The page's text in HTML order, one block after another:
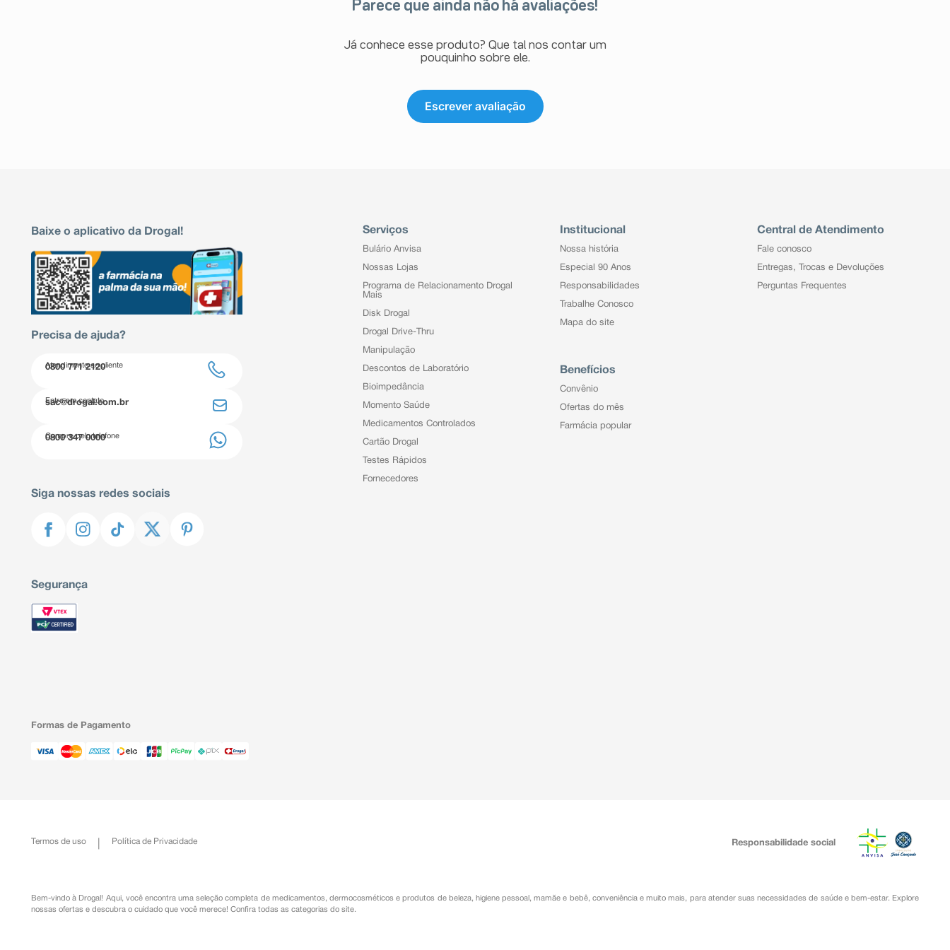
Parece que ainda não há avaliações!
Já conhece esse produto? Que tal nos contar um
pouquinho sobre ele.
Escrever avaliação
Baixe o aplicativo da Drogal!
Precisa de ajuda?
Atendimento ao cliente
0800 771 2120
Entre em contato
sac@drogal.com.br
Compre pelo telefone
0800 347 0000
Siga nossas redes sociais
Segurança
Serviços
Bulário Anvisa
Nossas Lojas
Programa de Relacionamento Drogal
Mais
Disk Drogal
Drogal Drive-Thru
Manipulação
Descontos de Laboratório
Bioimpedância
Momento Saúde
Medicamentos Controlados
Cartão Drogal
Testes Rápidos
Fornecedores
Institucional
Nossa história
Especial 90 Anos
Responsabilidades
Trabalhe Conosco
Mapa do site
Benefícios
Convênio
Ofertas do mês
Farmácia popular
Central de Atendimento
Fale conosco
Entregas, Trocas e Devoluções
Perguntas Frequentes
Formas de Pagamento
Termos de uso Política de Privacidade Responsabilidade social
Bem-vindo à Drogal! Aqui, você encontra uma seleção completa de medicamentos ,dermocosméticos e produtos de beleza, higiene pessoal ,mamãe e bebê, conveniênciae muito mais, para atender suas necessidades de saúde e bem-estar. Explore
nossas ofertas e descubra o cuidado que você merece! Confira todas as categorias do site.